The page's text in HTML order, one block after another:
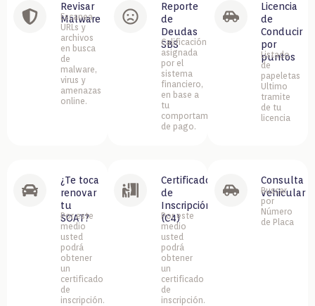
Revisar
Malware
Escanea
URLs y
archivos
en busca
de
malware,
virus y
amenazas
online.
Reporte
de
Deudas
SBS
Calificación
asignada
por el
sistema
financiero,
en base a
tu
comportamiento
de pago.
Licencia
de
Conducir
por
puntos
Listado
de
papeletas
Ultimo
tramite
de tu
licencia
¿Te toca
renovar
tu
SOAT?
Por este
medio
usted
podrá
obtener
un
certificado
de
inscripción.
Certificado
de
Inscripción
(C4)
Por este
medio
usted
podrá
obtener
un
certificado
de
inscripción.
Consulta
vehicular
Buscar
por
Número
de Placa